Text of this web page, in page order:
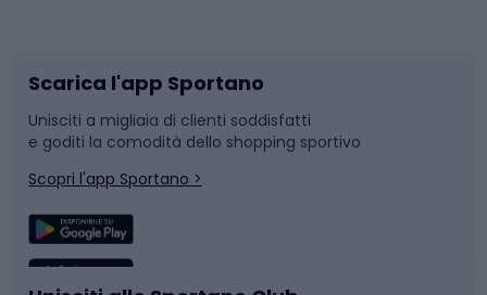
Bushcraft
Corsa
Sport di squadra
Slitte e slittini
Snowboard
Camminata nordica
Scarica l'app Sportano
Unisciti a migliaia di clienti soddisfatti
e goditi la comodità dello shopping sportivo
Scopri l'app Sportano >